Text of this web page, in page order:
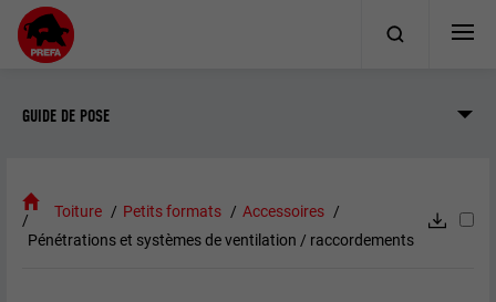
GUIDE DE POSE
Toiture Petits formats
Accessoires
Pénétrations et systèmes de ventilation / raccordements